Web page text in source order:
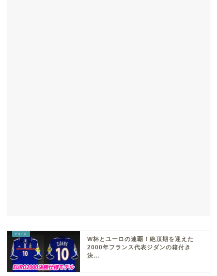
W杯とユーロの連覇！絶頂期を迎えた
2000年フランス代表ジダンの箱付き
決...